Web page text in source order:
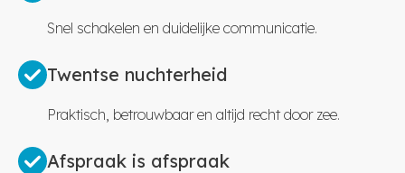
Snel schakelen en duidelijke communicatie.
Twentse nuchterheid
Praktisch, betrouwbaar en altijd recht door zee.
Afspraak is afspraak